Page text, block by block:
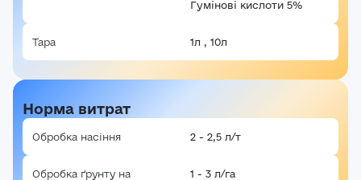
Гумінові кислоти 5%
Тара 1л , 10л
Норма витрат
Обробка насіння 2 - 2,5 л/т
Обробка ґрунту на
1 - 3 л/га